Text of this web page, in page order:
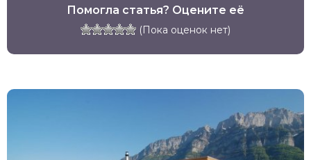
Помогла статья? Оцените её
(Пока оценок нет)